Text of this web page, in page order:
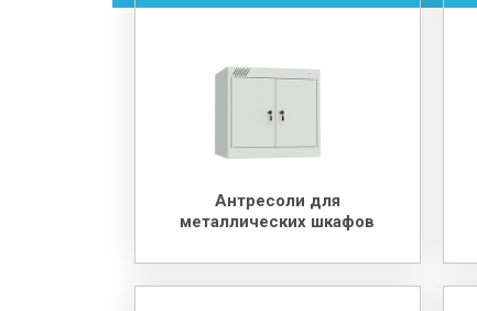
Антресоли для
металлических шкафов